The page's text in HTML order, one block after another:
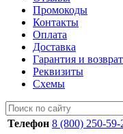
Промокоды
Контакты
Оплата
Доставка
Гарантия и возврат
Реквизиты
Схемы
Телефон 8 (800) 250-59-